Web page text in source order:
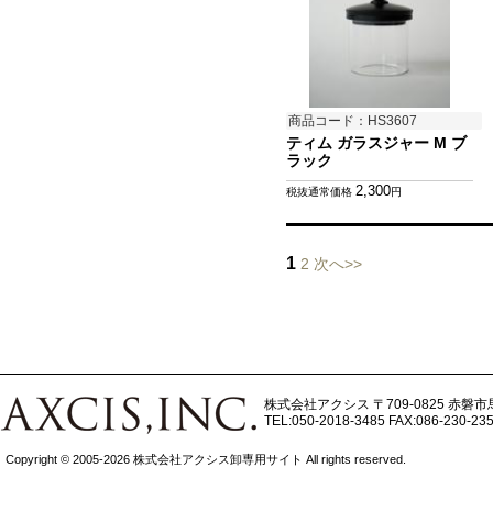
商品コード：HS3607
ティム ガラスジャー M ブ
ラック
税抜通常価格 2,300円
1 2 次へ>>
株式会社アクシス 〒709-0825 赤磐市
TEL:050-2018-3485 FAX:086-230-
Copyright © 2005-2026 株式会社アクシス卸専用サイト All rights reserved.